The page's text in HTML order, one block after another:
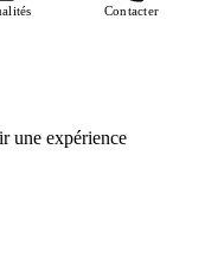
Contacter
une expérience